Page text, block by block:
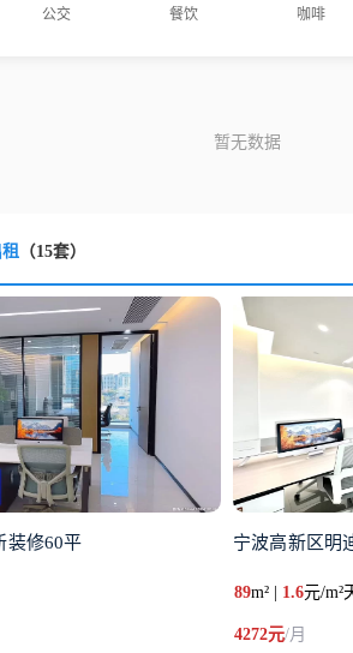
公交 餐饮 咖啡
（15套）
装修60平 宁波高新区明
89m² | 1.6元/m²
4272元/月